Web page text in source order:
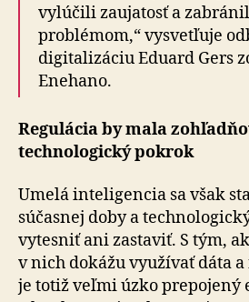
vylúčili zaujatosť a
problémom,“ vysvetľuje
digitalizáciu Eduard Gers
Enehano.
Regulácia by mala
technologický pokrok
Umelá inteligencia sa však
súčasnej doby a
vytesniť ani zastaviť. S tým,
v nich dokážu využívať dáta
je totiž veľmi úzko prepojený